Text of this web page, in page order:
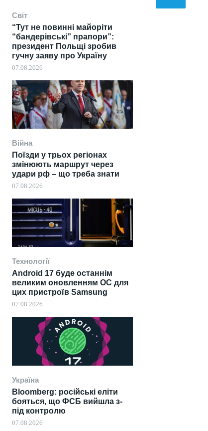
Світ
“Тут не повинні майоріти
“бандерівські” прапори”:
президент Польщі зробив
гучну заяву про Україну
07.08.2026
Війна
Поїзди у трьох регіонах
змінюють маршрут через
удари рф – що треба знати
07.08.2026
Технології
Android 17 буде останнім
великим оновленням ОС для
цих пристроїв Samsung
07.08.2026
Україна
Bloomberg: російські еліти
бояться, що ФСБ вийшла з-
під контролю
07.08.2026